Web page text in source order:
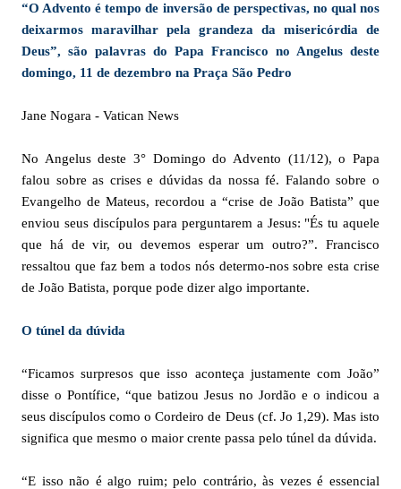
“O Advento é tempo de inversão de perspectivas, no qual nos
deixarmos maravilhar pela grandeza da misericórdia de
Deus”, são palavras do Papa Francisco no Angelus deste
domingo, 11 de dezembro na Praça São Pedro
Jane Nogara - Vatican News
No Angelus deste 3° Domingo do Advento (11/12), o Papa
falou sobre as crises e dúvidas da nossa fé. Falando sobre o
Evangelho de Mateus, recordou a “crise de João Batista” que
enviou seus discípulos para perguntarem a Jesus: "És tu aquele
que há de vir, ou devemos esperar um outro?”. Francisco
ressaltou que faz bem a todos nós determo-nos sobre esta crise
de João Batista, porque pode dizer algo importante.
O túnel da dúvida
“Ficamos surpresos que isso aconteça justamente com João”
disse o Pontífice, “que batizou Jesus no Jordão e o indicou a
seus discípulos como o Cordeiro de Deus (cf. Jo 1,29). Mas isto
significa que mesmo o maior crente passa pelo túnel da dúvida.
“E isso não é algo ruim; pelo contrário, às vezes é essencial